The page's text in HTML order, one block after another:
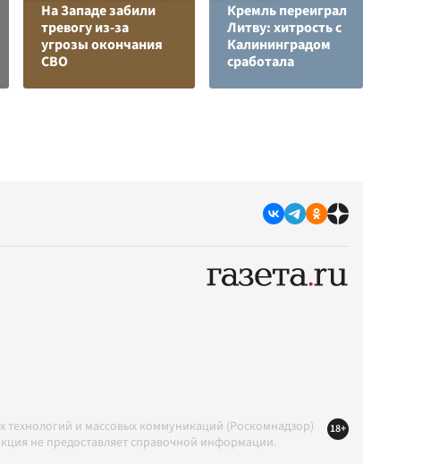
На Западе забили
тревогу из-за
угрозы окончания
СВО
Кремль переиграл
Литву: хитрость с
Калининградом
сработала
и массовых коммуникаций (Роскомнадзор)
не предоставляет справочной информации.
18+